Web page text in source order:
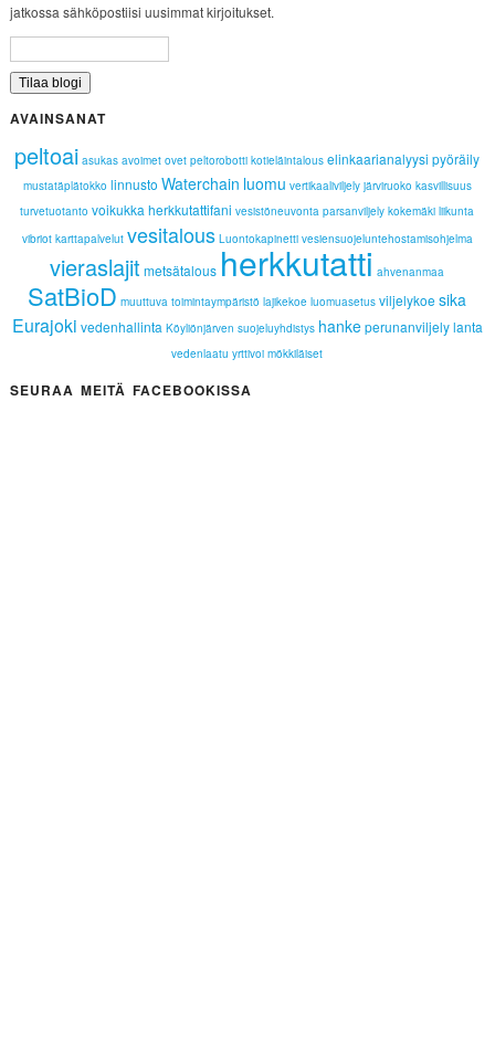
jatkossa sähköpostiisi uusimmat kirjoitukset.
AVAINSANAT
peltoai asukas avoimet ovet peltorobotti kotieläintalous elinkaarianalyysi pyöräily
mustatäplätokko linnusto Waterchain luomu vertikaaliviljely järviruoko kasvillisuus
turvetuotanto voikukka herkkutattifani vesistöneuvonta parsanviljely kokemäki liikunta
vibriot karttapalvelut vesitalous Luontokapinetti vesiensuojeluntehostamisohjelma
vieraslajit metsätalous herkkutatti ahvenanmaa
SatBioD muuttuva toimintaympäristö lajikekoe luomuasetus viljelykoe sika
Eurajoki vedenhallinta Köyliönjärven suojeluyhdistys hankeperunanviljelylanta
vedenlaatu yrttivoi mökkiläiset
SEURAA MEITÄ FACEBOOKISSA